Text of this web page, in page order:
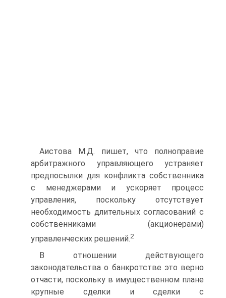
Аистова М.Д. пишет, что полноправие
арбитражного управляющего устраняет
предпосылки для конфликта собственника
с менеджерами и ускоряет процесс
управления, поскольку отсутствует
необходимость длительных согласований с
собственниками (акционерами)
управленческих решений.2
В отношении действующего
законодательства о банкротстве это верно
отчасти, поскольку в имущественном плане
крупные сделки и сделки с